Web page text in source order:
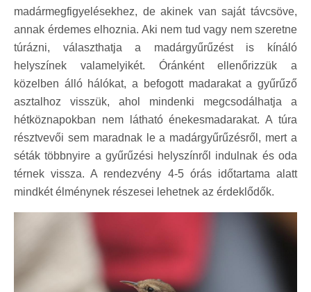
madármegfigyelésekhez, de akinek van saját távcsöve,
annak érdemes elhoznia. Aki nem tud vagy nem szeretne
túrázni, választhatja a madárgyűrűzést is kínáló
helyszínek valamelyikét. Óránként ellenőrizzük a
közelben álló hálókat, a befogott madarakat a gyűrűző
asztalhoz visszük, ahol mindenki megcsodálhatja a
hétköznapokban nem látható énekesmadarakat. A túra
résztvevői sem maradnak le a madárgyűrűzésről, mert a
séták többnyire a gyűrűzési helyszínről indulnak és oda
térnek vissza. A rendezvény 4-5 órás időtartama alatt
mindkét élménynek részesei lehetnek az érdeklődők.